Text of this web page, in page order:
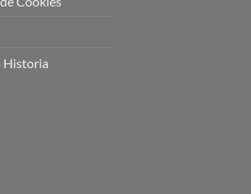
Historia